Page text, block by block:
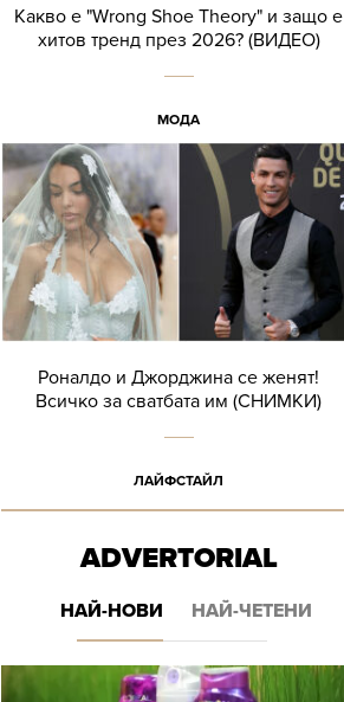
Какво е "Wrong Shoe Theory" и защо е
хитов тренд през 2026? (ВИДЕО)
МОДА
Роналдо и Джорджина се женят!
Всичко за сватбата им (СНИМКИ)
ЛАЙФСТАЙЛ
ADVERTORIAL
НАЙ-НОВИ НАЙ-ЧЕТЕНИ